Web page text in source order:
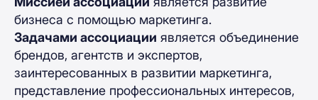
бизнеса с помощью маркетинга.
Задачами ассоциации является объединение
брендов, агентств и экспертов,
заинтересованных в развитии маркетинга,
представление профессиональных интересов,